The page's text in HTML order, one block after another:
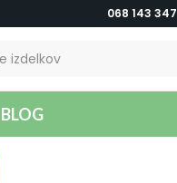
068 143 347
BLOG